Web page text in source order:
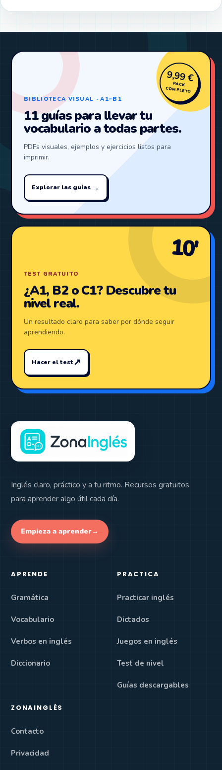
BIBLIOTECA VISUAL · A1–B1
11 guías para llevar tu
vocabulario a todas partes.
PDFs visuales, ejemplos y ejercicios listos para
imprimir.
Explorar las guías→
9,99 €
PACK
COMPLETO
10′
TEST GRATUITO
¿A1, B2 o C1? Descubre tu
nivel real.
Un resultado claro para saber por dónde seguir
aprendiendo.
Hacer el test↗
Inglés claro, práctico y a tu ritmo. Recursos gratuitos
para aprender algo útil cada día.
Empieza a aprender→
APRENDE
Gramática
Vocabulario
Verbos en inglés
Diccionario
PRACTICA
Practicar inglés
Dictados
Juegos en inglés
Test de nivel
Guías descargables
ZONAINGLÉS
Contacto
Privacidad